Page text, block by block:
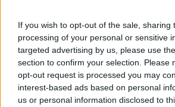
If you wish to opt-out of the sale, sharing
processing of your personal or sensitive
targeted advertising by us, please use
section to confirm your selection. Please
opt-out request is processed you may
interest-based ads based on personal
us or personal information disclosed to
Piece högt
210x100 cm
Pris: Fr. 16.020:- Pris: